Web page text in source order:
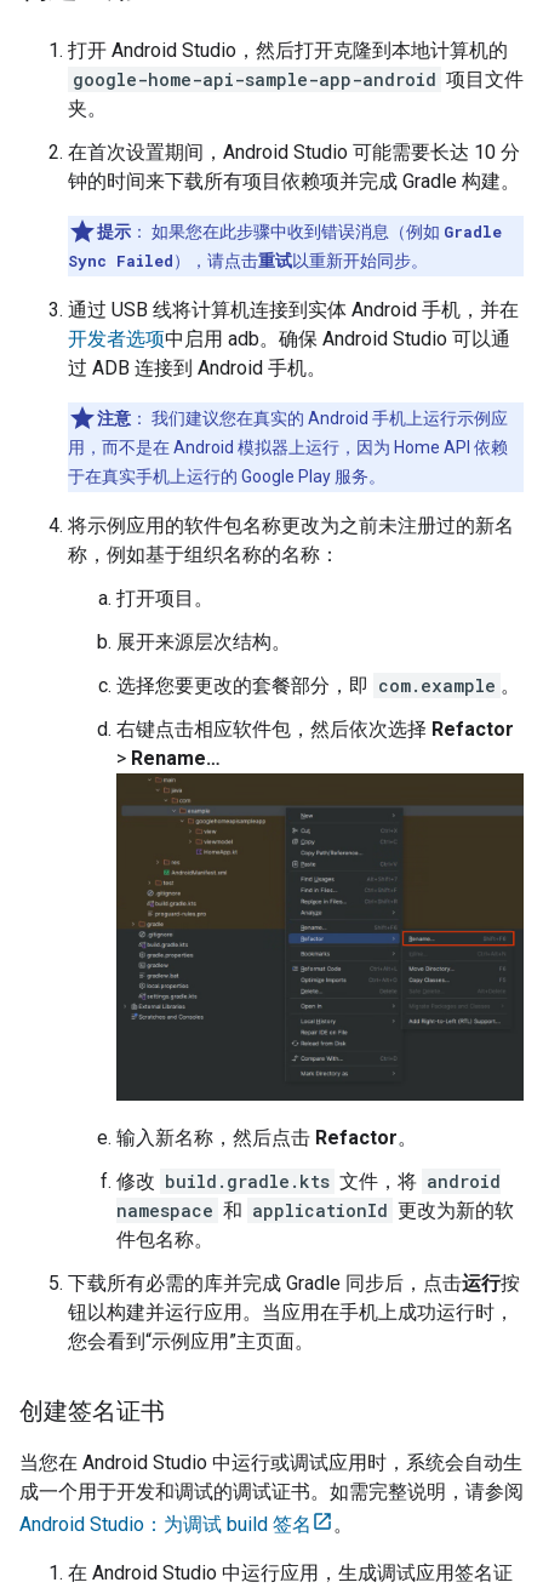
打开 Android Studio ，然后打开克隆到本地计算机的
google-home-api-sample-app-android 项目文件
夹。
在首次设置期间， Android Studio 可能需要长达 10 分
钟的时间来下载所有项目依赖项并完成 Gradle 构建。
提示 ： 如果您在此步骤中收到错误消息（例如 Gradle
Sync Failed），请点击重试以重新开始同步。
通过 USB 线将计算机连接到实体 Android 手机，并在
开发者选项中启用 adb。确保 Android Studio 可以通
过 ADB 连接到 Android 手机。
注意 ： 我们建议您在真实的 Android 手机上运行示例应
用，而不是在 Android 模拟器上运行，因为 Home API 依赖
于在真实手机上运行的 Google Play 服务。
将示例应用的软件包名称更改为之前未注册过的新名
称，例如基于组织名称的名称：
打开项目。
展开来源层次结构。
选择您要更改的套餐部分，即 com.example 。
右键点击相应软件包，然后依次选择 Refactor
> Rename…
输入新名称，然后点击 Refactor。
修改 build.gradle.kts 文件，将 android
namespace 和 applicationId 更改为新的软
件包名称。
下载所有必需的库并完成 Gradle 同步后，点击运行按
钮以构建并运行应用。当应用在手机上成功运行时，
您会看到“示例应用”主页面。
创建签名证书
当您在 Android Studio 中运行或调试应用时，系统会自动生
成一个用于开发和调试的调试证书。如需完整说明，请参阅
Android Studio：为调试 build 签名
。
在 Android Studio 中运行应用，生成调试应用签名证